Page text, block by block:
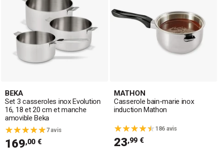
BEKA
Set 3 casseroles inox Evolution
16, 18 et 20 cm et manche
amovible Beka
7 avis
169,00 €
MATHON
Casserole bain-marie inox
induction Mathon
186 avis
23,99 €